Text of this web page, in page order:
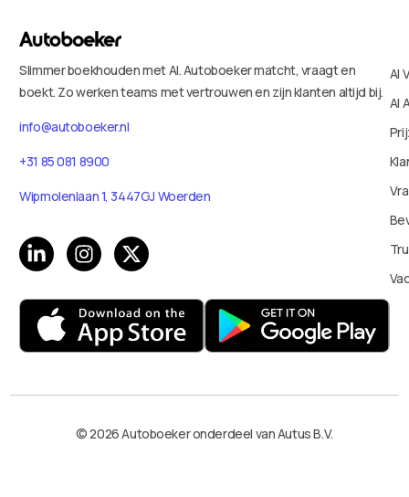
Slimmer boekhouden met AI. Autoboeker matcht, vraagt en
boekt. Zo werken teams met vertrouwen en zijn klanten altijd bij.
info@autoboeker.nl
+31 85 081 8900
Wipmolenlaan 1, 3447GJ Woerden
AI
AI
© 2026 Autoboeker onderdeel van Autus B.V.